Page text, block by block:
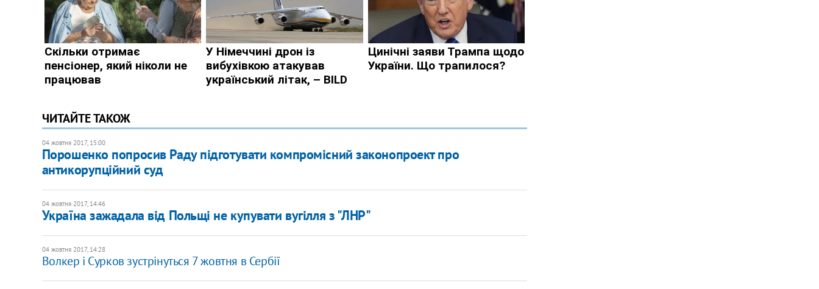
ЧИТАЙТЕ ТАКОЖ
04 жовтня 2017, 15:00
Порошенко попросив Раду підготувати компромісний законопроект про
антикорупційний суд
04 жовтня 2017, 14:46
Україна зажадала від Польщі не купувати вугілля з "ЛНР"
04 жовтня 2017, 14:28
Волкер і Сурков зустрінуться 7 жовтня в Сербії